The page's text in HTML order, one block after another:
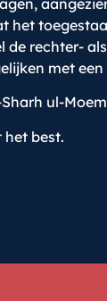
het
de rechter-
met
ul-
het best.